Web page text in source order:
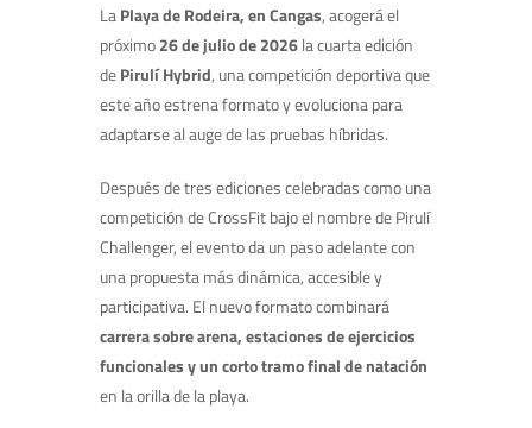
LaPlaya de Rodeira, en Cangas, acogerá el
próximo26 de julio de 2026la cuarta edición
dePirulí Hybrid, una competición deportiva que
este año estrena formato y evoluciona para
adaptarse al auge de las pruebas híbridas.
Después de tres ediciones celebradas como una
competición de CrossFit bajo el nombre de Pirulí
Challenger, el evento da un paso adelante con
una propuesta más dinámica, accesible y
participativa. El nuevo formato combinará
carrera sobre arena, estaciones de ejercicios
funcionales y un corto tramo final de natación
en la orilla de la playa.